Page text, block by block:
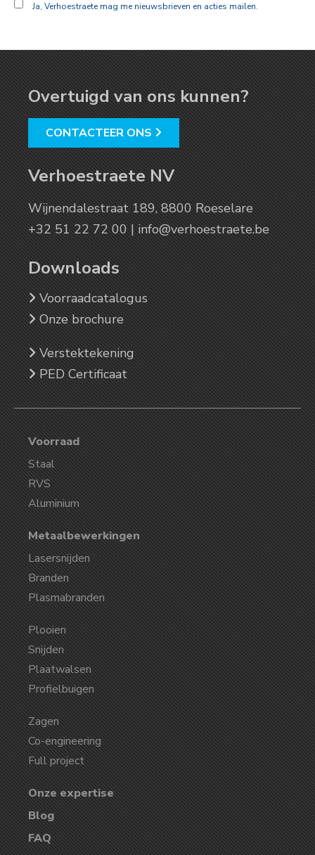
Ja, Verhoestraete mag me nieuwsbrieven en acties mailen.
Overtuigd van ons kunnen?
CONTACTEER ONS
Verhoestraete NV
Wijnendalestraat 189, 8800 Roeselare
+32 51 22 72 00 |info@verhoestraete.be
Downloads
Voorraadcatalogus
Onze brochure
Verstektekening
PED Certificaat
Voorraad
Staal
RVS
Aluminium
Metaalbewerkingen
Lasersnijden
Branden
Plasmabranden
Plooien
Snijden
Plaatwalsen
Profielbuigen
Zagen
Co-engineering
Full project
Onze expertise
Blog
FAQ